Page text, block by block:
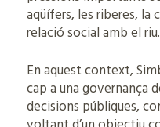
aqüífers, les riberes,
relació social amb el riu.
En aquest context,
cap a una governança
decisions públiques,